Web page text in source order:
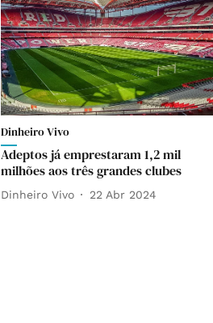
Dinheiro Vivo
Adeptos já emprestaram 1,2 mil
milhões aos três grandes clubes
Dinheiro Vivo 22 Abr 2024